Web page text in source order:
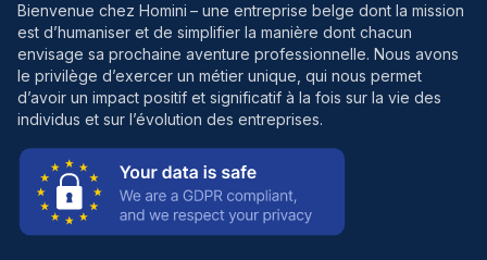
Bienvenue chez Homini – une entreprise belge dont la mission
est d’humaniser et de simplifier la manière dont chacun
envisage sa prochaine aventure professionnelle. Nous avons
le privilège d’exercer un métier unique, qui nous permet
d’avoir un impact positif et significatif à la fois sur la vie des
individus et sur l’évolution des entreprises.